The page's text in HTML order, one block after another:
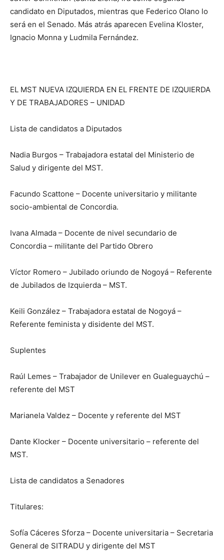
candidato en Diputados, mientras que Federico Olano lo
será en el Senado. Más atrás aparecen Evelina Kloster,
Ignacio Monna y Ludmila Fernández.
EL MST NUEVA IZQUIERDA EN EL FRENTE DE IZQUIERDA
Y DE TRABAJADORES – UNIDAD
Lista de candidatos a Diputados
Nadia Burgos – Trabajadora estatal del Ministerio de
Salud y dirigente del MST.
Facundo Scattone – Docente universitario y militante
socio-ambiental de Concordia.
Ivana Almada – Docente de nivel secundario de
Concordia – militante del Partido Obrero
Víctor Romero – Jubilado oriundo de Nogoyá – Referente
de Jubilados de Izquierda – MST.
Keili González – Trabajadora estatal de Nogoyá –
Referente feminista y disidente del MST.
Suplentes
Raúl Lemes – Trabajador de Unilever en Gualeguaychú –
referente del MST
Marianela Valdez – Docente y referente del MST
Dante Klocker – Docente universitario – referente del
MST.
Lista de candidatos a Senadores
Titulares:
Sofía Cáceres Sforza – Docente universitaria – Secretaria
General de SITRADU y dirigente del MST